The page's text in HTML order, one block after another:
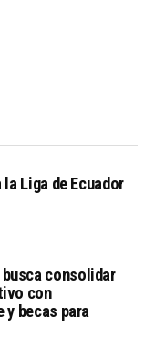
la Liga de Ecuador
busca consolidar
con
y becas para